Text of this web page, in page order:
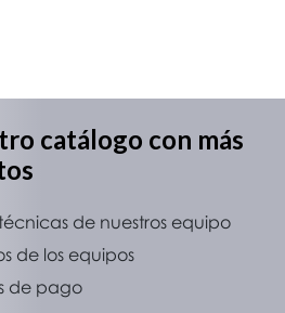
catálogo con más
de nuestros equipo
de los equipos
de pago